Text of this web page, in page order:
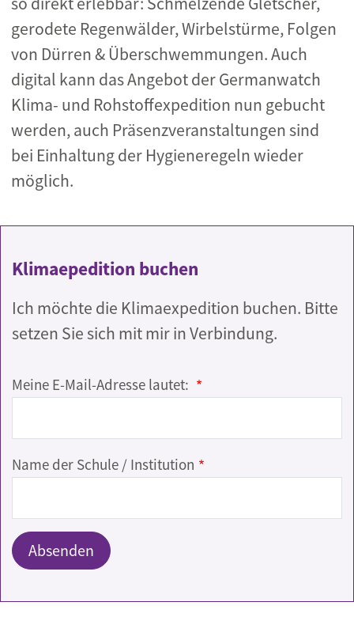
gerodete Regenwälder, Wirbelstürme, Folgen
von Dürren & Überschwemmungen. Auch
digital kann das Angebot der Germanwatch
Klima- und Rohstoffexpedition nun gebucht
werden, auch Präsenzveranstaltungen sind
bei Einhaltung der Hygieneregeln wieder
möglich.
Klimaepedition buchen
Ich möchte die Klimaexpedition buchen. Bitte
setzen Sie sich mit mir in Verbindung.
Meine E-Mail-Adresse lautet:
Name der Schule / Institution